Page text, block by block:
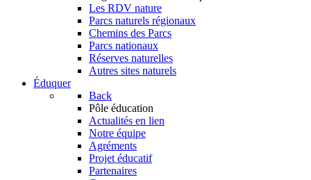
Les RDV nature
Parcs naturels régionaux
Chemins des Parcs
Parcs nationaux
Réserves naturelles
Autres sites naturels
Éduquer
Back
Pôle éducation
Actualités en lien
Notre équipe
Agréments
Projet éducatif
Partenaires